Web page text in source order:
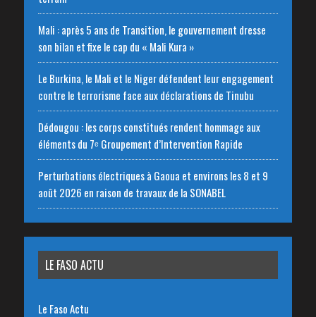
Mali : après 5 ans de Transition, le gouvernement dresse
son bilan et fixe le cap du « Mali Kura »
Le Burkina, le Mali et le Niger défendent leur engagement
contre le terrorisme face aux déclarations de Tinubu
Dédougou : les corps constitués rendent hommage aux
éléments du 7ᵉ Groupement d’Intervention Rapide
Perturbations électriques à Gaoua et environs les 8 et 9
août 2026 en raison de travaux de la SONABEL
LE FASO ACTU
Le Faso Actu